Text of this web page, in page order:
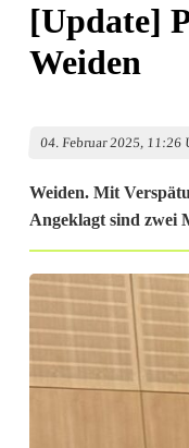
[Update]
Weiden
04. Februar 2025, 11:26
Weiden. Mit
Angeklagt sind zwei
[
U
p